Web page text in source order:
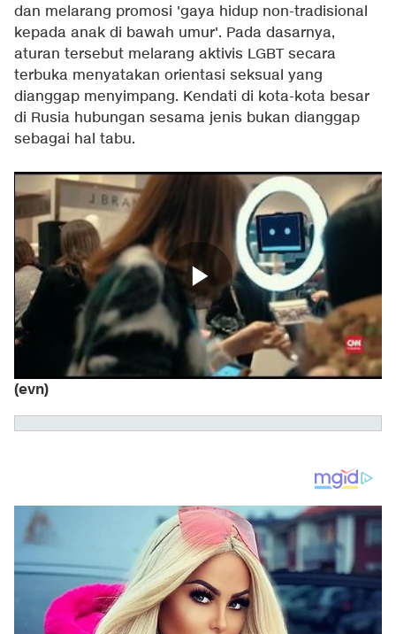
dan melarang promosi 'gaya hidup non-tradisional
kepada anak di bawah umur'. Pada dasarnya,
aturan tersebut melarang aktivis LGBT secara
terbuka menyatakan orientasi seksual yang
dianggap menyimpang. Kendati di kota-kota besar
di Rusia hubungan sesama jenis bukan dianggap
sebagai hal tabu.
(evn)